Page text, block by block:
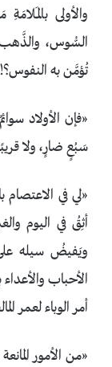
والأولى
السُّوس،
تُؤمَّن به
«فإن الأولاد
سَبُعٍ ضارٍ، ولا
«لي في الاعتصام
أثِقُ في اليوم
ويَفيضُ سيله
الأحباب
أمر الوباء لعمر المالقي
«من الأمور